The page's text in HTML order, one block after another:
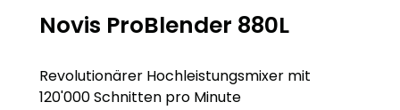
Novis ProBlender 880L
Revolutionärer Hochleistungsmixer mit
120'000 Schnitten pro Minute